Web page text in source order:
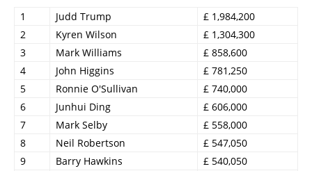
1 Judd Trump
£ 1,984,200
2
Kyren Wilson
£ 1,304,300
3
Mark Williams
£ 858,600
4
John Higgins
£ 781,250
5
Ronnie O'Sullivan
£ 740,000
6
Junhui Ding
£ 606,000
7
Mark Selby
£ 558,000
8
Neil Robertson
£ 547,050
9
Barry Hawkins
£ 540,050